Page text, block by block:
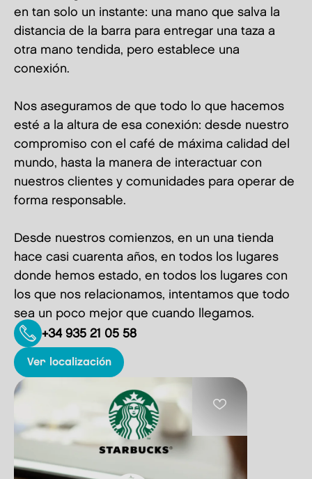
en tan solo un instante: una mano que salva la
distancia de la barra para entregar una taza a
otra mano tendida, pero establece una
conexión.
Nos aseguramos de que todo lo que hacemos
esté a la altura de esa conexión: desde nuestro
compromiso con el café de máxima calidad del
mundo, hasta la manera de interactuar con
nuestros clientes y comunidades para operar de
forma responsable.
Desde nuestros comienzos, en un una tienda
hace casi cuarenta años, en todos los lugares
donde hemos estado, en todos los lugares con
los que nos relacionamos, intentamos que todo
sea un poco mejor que cuando llegamos.
+34 935 21 05 58
ver localización